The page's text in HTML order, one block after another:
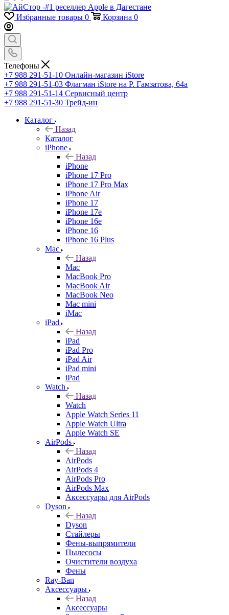
Избранные товары 0 Корзина 0
Телефоны
+7 988 291-51-10 Онлайн-магазин iStore
+7 988 291-51-03 Флагман iStore на Р. Гамзатова, 64а
+7 988 291-51-14 Сервисный центр
+7 988 291-51-30 Трейд-ин
Каталог
Назад
Каталог
iPhone
Назад
iPhone
iPhone 17 Pro
iPhone 17 Pro Max
iPhone Air
iPhone 17
iPhone 17e
iPhone 16e
iPhone 16
iPhone 16 Plus
Mac
Назад
Mac
MacBook Pro
MacBook Air
MacBook Neo
Mac mini
iMac
iPad
Назад
iPad
iPad Pro
iPad Air
iPad mini
iPad
Watch
Назад
Watch
Apple Watch Series 11
Apple Watch Ultra
Apple Watch SE
AirPods
Назад
AirPods
AirPods 4
AirPods Pro
AirPods Max
Аксессуары для AirPods
Dyson
Назад
Dyson
Стайлеры
Фены-выпрямители
Пылесосы
Очистители воздуха
Фены
Ray-Ban
Аксессуары
Назад
Аксессуары